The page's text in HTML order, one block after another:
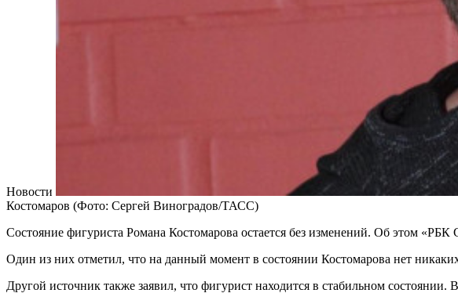
Новости
Костомаров (Фото: Сергей Виноградов/ТАСС)
Состояние фигуриста Романа Костомарова остается без изменений. Об этом
Один из них отметил, что на данный момент в состоянии Костомарова нет
Другой источник также заявил, что фигурист находится в стабильном